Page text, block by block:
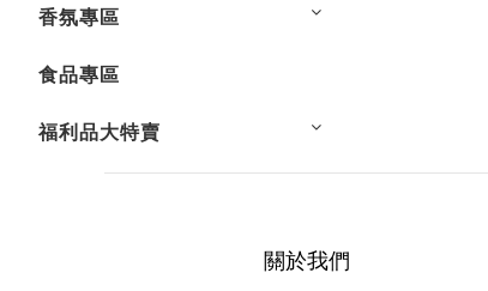
香氛專區
食品專區
福利品大特賣
關於我們